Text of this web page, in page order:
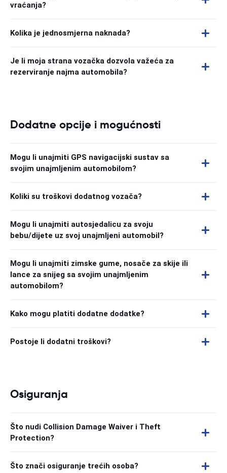
vraćanja?
Kolika je jednosmjerna naknada?
Je li moja strana vozačka dozvola važeća za
rezerviranje najma automobila?
Dodatne opcije i mogućnosti
Mogu li unajmiti GPS navigacijski sustav sa
svojim unajmljenim automobilom?
Koliki su troškovi dodatnog vozača?
Mogu li unajmiti autosjedalicu za svoju
bebu/dijete uz svoj unajmljeni automobil?
Mogu li unajmiti zimske gume, nosače za skije ili
lance za snijeg sa svojim unajmljenim
automobilom?
Kako mogu platiti dodatne dodatke?
Postoje li dodatni troškovi?
Osiguranja
Što nudi Collision Damage Waiver i Theft
Protection?
Što znači osiguranje trećih osoba?